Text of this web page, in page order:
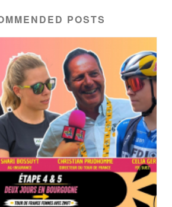
POSTS